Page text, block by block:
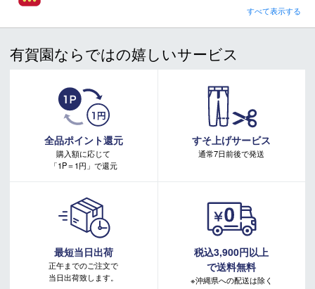
できません。ご不明点はご注文前にお問い合わせください。
※ご注文後の変更及びイメージ違い、カラー・サイズ違い等の
また、メーカーの予告無くデザイン・仕様が変更となる場
合もございます。
※外部倉庫より発送となる為、キャンセルや、住所のご変更は
できません。ご注文前に必ずご住所のご確認をお願いいたし
■ キャンペーン期間：毎週 金・土曜日 AM 0:00 - PM 23:59
注意事項：
・有賀園ポイントの獲得には別途ログイン/新規登録が必要です。
・本特典は予告なく変更・中止させて頂く場合があります。
・本キャンペーンの特典を受ける場合、ドコモ専用ページでエントリーが必要です。
詳しくはこちらをご確認ください。
キャンペーンページ
すべて表示する
有賀園ならではの嬉しいサービス
全品ポイント還元
購入額に応じて
「1P＝1円」で還元
すそ上げサービス
通常7日前後で発送
最短当日出荷
正午までのご注文で
当日出荷致します。
税込3,900円以上
で送料無料
※沖縄県への配送は除く